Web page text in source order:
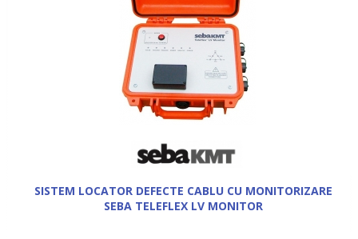
SISTEM LOCATOR DEFECTE CABLU CU MONITORIZARE
SEBA TELEFLEX LV MONITOR